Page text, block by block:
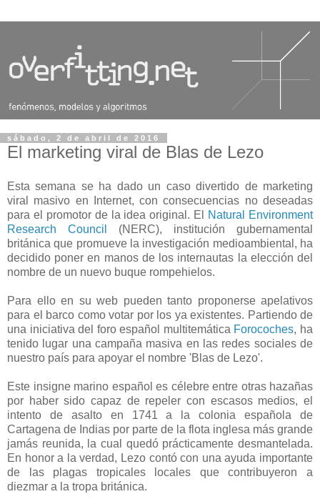
sábado, 2 de abril de 2016
El marketing viral de Blas de Lezo
Esta semana se ha dado un caso divertido de marketing
viral masivo en Internet, con consecuencias no deseadas
para el promotor de la idea original. El
Natural Environment
Research Council
(NERC), institución gubernamental
británica que promueve la investigación medioambiental, ha
decidido poner en manos de los internautas la elección del
nombre de un nuevo buque rompehielos.
Para ello en su web pueden tanto proponerse apelativos
para el barco como votar por los ya existentes. Partiendo de
una iniciativa del foro español multitemática Forocoches, ha
tenido lugar una campaña masiva en las redes sociales de
nuestro país para apoyar el nombre 'Blas de Lezo'.
Este insigne marino español es célebre entre otras hazañas
por haber sido capaz de repeler con escasos medios, el
intento de asalto en 1741 a la colonia española de
Cartagena de Indias por parte de la flota inglesa más grande
jamás reunida, la cual quedó prácticamente desmantelada.
En honor a la verdad, Lezo contó con una ayuda importante
de las plagas tropicales locales que contribuyeron a
diezmar a la tropa británica.